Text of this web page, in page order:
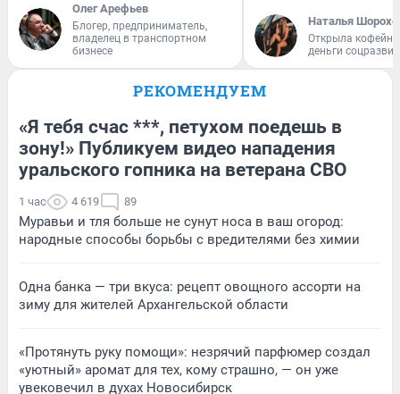
Олег Арефьев
Блогер, предприниматель,
владелец в транспортном
бизнесе
Наталья
Открыла
деньги
РЕКОМЕНДУЕМ
«Я тебя счас ***, петухом поедешь в
зону!» Публикуем видео нападения
уральского гопника на ветерана СВО
1 час 4 619 89
Муравьи и тля больше не сунут носа в ваш огород:
народные способы борьбы с вредителями без химии
Одна банка — три вкуса: рецепт овощного ассорти на
зиму для жителей Архангельской области
«Протянуть руку помощи»: незрячий парфюмер создал
«уютный» аромат для тех, кому страшно, — он уже
увековечил в духах Новосибирск